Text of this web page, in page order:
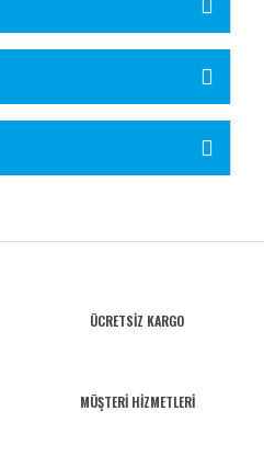
ÜCRETSİZ KARGO
MÜŞTERİ HİZMETLERİ